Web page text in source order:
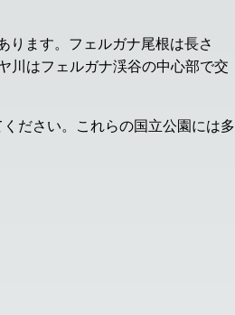
ります。フェルガナ尾根は長さ
川はフェルガナ渓谷の中心部で交
ださい。これらの国立公園には多